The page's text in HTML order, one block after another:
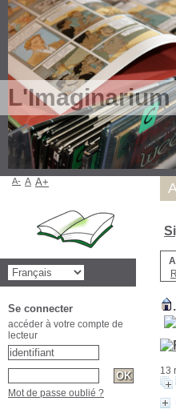
L'Imaginarium
.
13
A- A A+
Se connecter
accéder à votre compte de
lecteur
Mot de passe oublié ?